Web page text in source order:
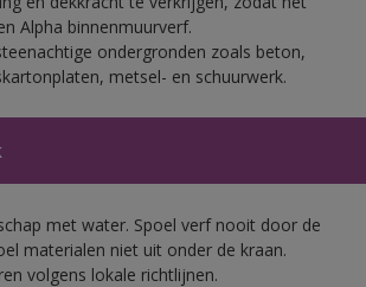
Alpha binnenmuurverf.
ondergronden zoals beton,
metsel- en schuurwerk.
met water. Spoel verf nooit door de
materialen niet uit onder de kraan.
volgens lokale richtlijnen.